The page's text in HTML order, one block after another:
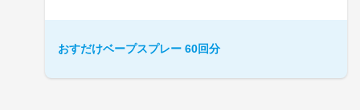
おすだけベープスプレー 60回分